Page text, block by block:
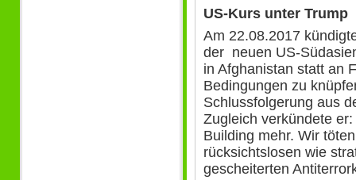
US-Kurs unter Trump
Am 22.08.2017
der neuen US-
in Afghanistan statt an
Bedingungen zu
Schlussfolgerung aus
Zugleich verkündete
Building mehr. Wir
rücksichtslosen wie
gescheiterten